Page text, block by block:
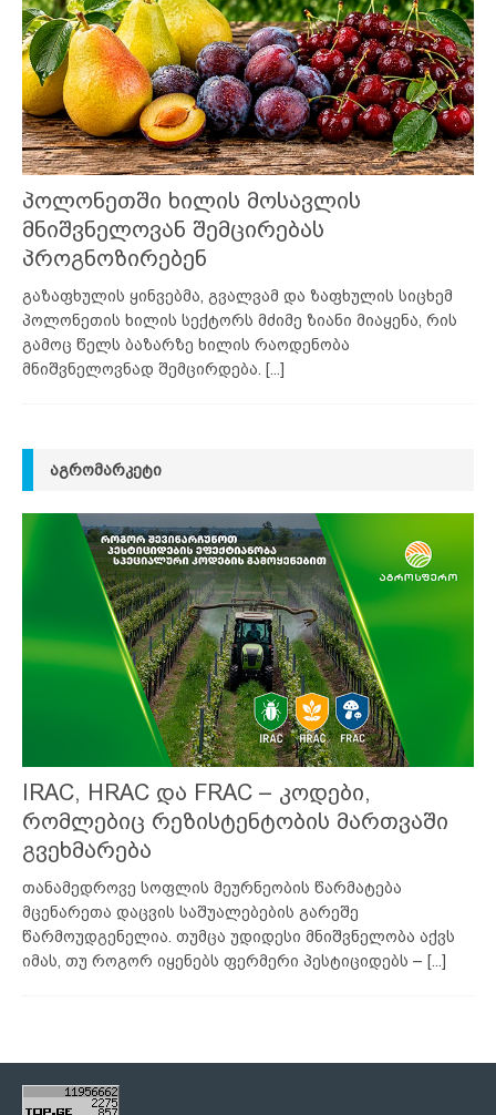
პოლონეთში ხილის მოსავლის
მნიშვნელოვან შემცირებას
პროგნოზირებენ
გაზაფხულის ყინვებმა, გვალვამ და ზაფხულის სიცხემ
პოლონეთის ხილის სექტორს მძიმე ზიანი მიაყენა, რის
გამოც წელს ბაზარზე ხილის რაოდენობა
მნიშვნელოვნად შემცირდება.
[...]
ᲐᲒᲠᲝᲛᲐᲠᲙᲔᲢᲘ
IRAC, HRAC და FRAC – კოდები,
რომლებიც რეზისტენტობის მართვაში
გვეხმარება
თანამედროვე სოფლის მეურნეობის წარმატება
მცენარეთა დაცვის საშუალებების გარეშე
წარმოუდგენელია. თუმცა უდიდესი მნიშვნელობა აქვს
იმას, თუ როგორ იყენებს ფერმერი პესტიციდებს – [...]